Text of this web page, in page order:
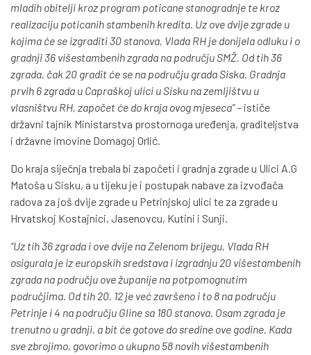
mladih obitelji kroz program poticane stanogradnje te kroz
realizaciju poticanih stambenih kredita. Uz ove dvije zgrade u
kojima će se izgraditi 30 stanova, Vlada RH je donijela odluku i o
gradnji 36 višestambenih zgrada na području SMŽ. Od tih 36
zgrada, čak 20 gradit će se na području grada Siska. Gradnja
prvih 6 zgrada u Capraškoj ulici u Sisku na zemljištvu u
vlasništvu RH, započet će do kraja ovog mjeseca” – ističe
državni tajnik Ministarstva prostornoga uređenja, graditeljstva
i državne imovine Domagoj Orlić.
Do kraja siječnja trebala bi započeti i gradnja zgrade u Ulici A.G
Matoša u Sisku, a u tijeku je i postupak nabave za izvođača
radova za još dvije zgrade u Petrinjskoj ulici te za zgrade u
Hrvatskoj Kostajnici, Jasenovcu, Kutini i Sunji.
“Uz tih 36 zgrada i ove dvije na Zelenom brijegu, Vlada RH
osigurala je iz europskih sredstava i izgradnju 20 višestambenih
zgrada na području ove županije na potpomognutim
područjima. Od tih 20, 12 je već završeno i to 8 na području
Petrinje i 4 na području Gline sa 180 stanova. Osam zgrada je
trenutno u gradnji, a bit će gotove do sredine ove godine. Kada
sve zbrojimo, govorimo o ukupno 58 novih višestambenih